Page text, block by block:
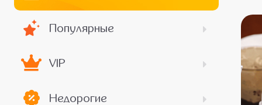
Популярные
VIP
Недорогие